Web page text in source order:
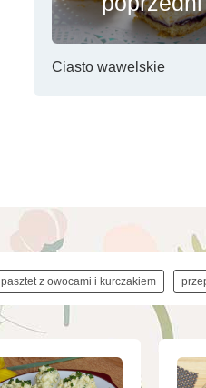
Ciasto wawelskie
pasztet z owocami i kurczakiem